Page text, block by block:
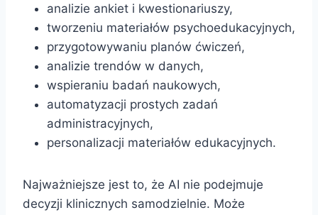
analizie ankiet i kwestionariuszy,
tworzeniu materiałów psychoedukacyjnych,
przygotowywaniu planów ćwiczeń,
analizie trendów w danych,
wspieraniu badań naukowych,
automatyzacji prostych zadań
administracyjnych,
personalizacji materiałów edukacyjnych.
Najważniejsze jest to, że AI nie podejmuje
decyzji klinicznych samodzielnie. Może